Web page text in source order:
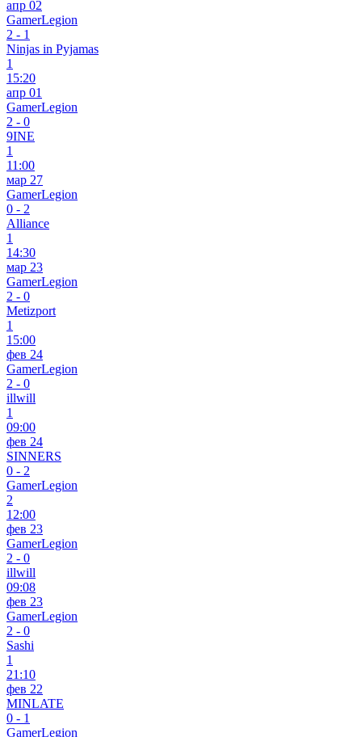
апр 02
GamerLegion
2 - 1
Ninjas in Pyjamas
1
15:20
апр 01
GamerLegion
2 - 0
9INE
1
11:00
мар 27
GamerLegion
0 - 2
Alliance
1
14:30
мар 23
GamerLegion
2 - 0
Metizport
1
15:00
фев 24
GamerLegion
2 - 0
illwill
1
09:00
фев 24
SINNERS
0 - 2
GamerLegion
2
12:00
фев 23
GamerLegion
2 - 0
illwill
09:08
фев 23
GamerLegion
2 - 0
Sashi
1
21:10
фев 22
MINLATE
0 - 1
GamerLegion